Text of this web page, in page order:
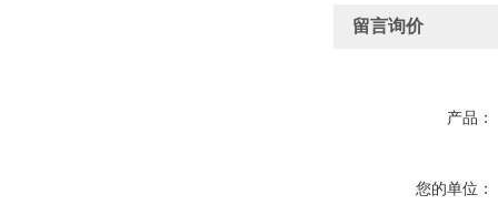
留言询价
产品：
您的单位：